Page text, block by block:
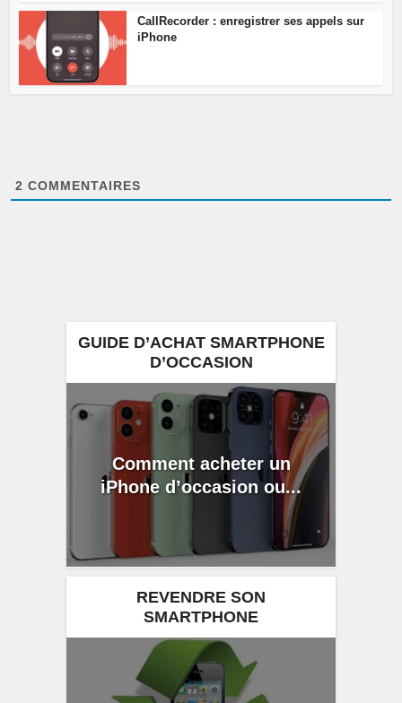
CallRecorder : enregistrer ses appels sur
iPhone
2 COMMENTAIRES
GUIDE D’ACHAT SMARTPHONE
D’OCCASION
Comment acheter un
iPhone d’occasion ou...
REVENDRE SON
SMARTPHONE